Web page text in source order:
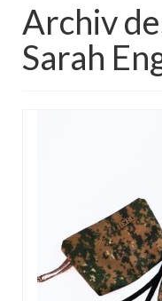
Gehäkelt
Accessoires
Kuscheltiere
Wohnen &
Topflappen
Archiv
Sarah